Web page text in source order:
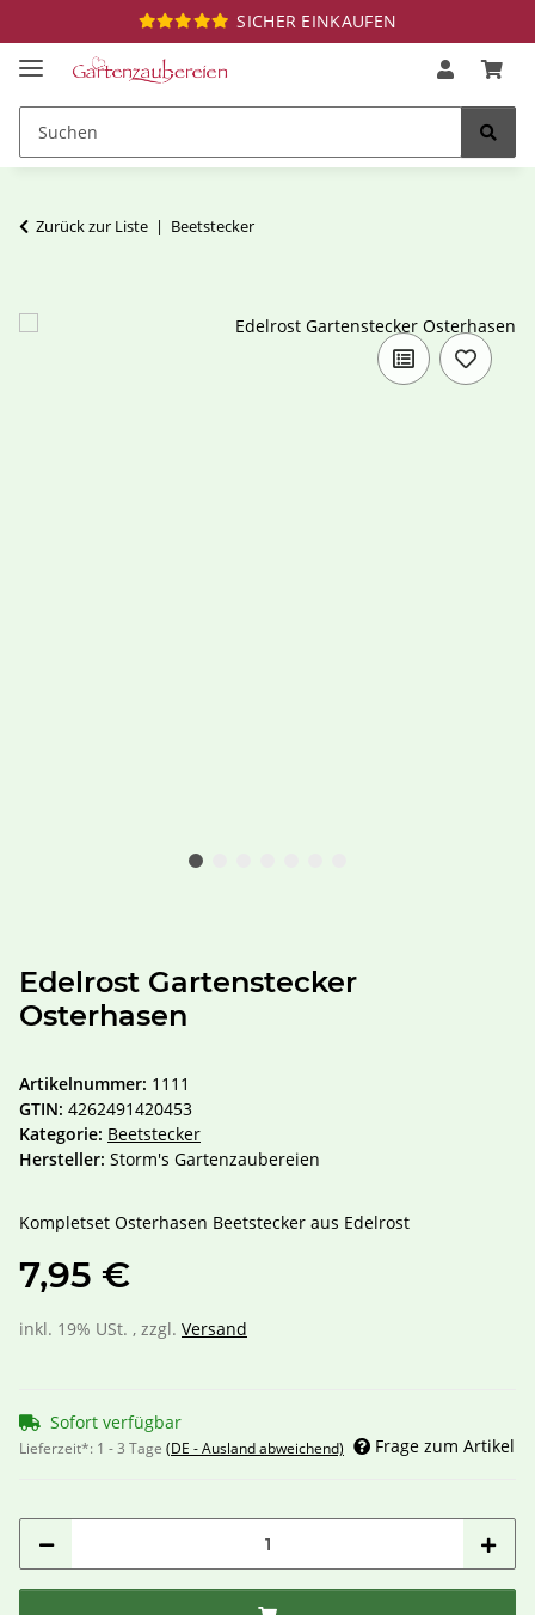
SICHER EINKAUFEN
Zurück zur Liste Beetstecker
Edelrost Gartenstecker
Osterhasen
Artikelnummer: 1111
GTIN: 4262491420453
Kategorie: Beetstecker
Hersteller: Storm's Gartenzaubereien
Kompletset Osterhasen Beetstecker aus Edelrost
7,95 €
inkl. 19% USt. , zzgl. Versand
Sofort verfügbar
Lieferzeit*: 1 - 3 Tage (DE - Ausland abweichend) Frage zum Artikel